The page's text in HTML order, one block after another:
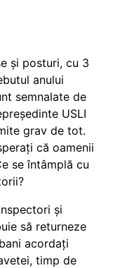
și posturi, cu 3
anului
semnalate de
USLI
grav de tot.
că oamenii
se întâmplă cu
și
să returneze
acordați
timp de